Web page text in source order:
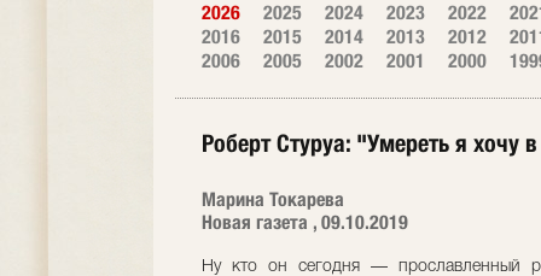
2026 2025 2024 2023 2022
2016
2015 2014 2013 2012
2006
2005 2002 2001 2000
Роберт Стуруа: "Умереть я хочу
Марина Токарева
Новая газета , 09.10.2019
Ну кто он сегодня — прославленный